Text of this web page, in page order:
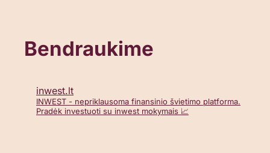
Bendraukime
inwest.lt
INWEST - nepriklausoma finansinio švietimo platforma.
Pradėk investuoti su inwest mokymais 📈